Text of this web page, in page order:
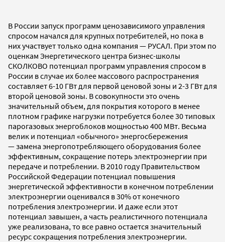
В России запуск программ ценозависимого управления
спросом начался для крупных потребителей, но пока в
них участвует только одна компания — РУСАЛ. При этом по
оценкам Энергетического центра бизнес-школы
СКОЛКОВО потенциал программ управления спросом в
России в случае их более массового распространения
составляет 6-10 ГВт для первой ценовой зоны и 2-3 ГВт для
второй ценовой зоны. В совокупности это очень
значительный объем, для покрытия которого в менее
плотном графике нагрузки потребуется более 30 типовых
парогазовых энергоблоков мощностью 400 МВт. Весьма
велик и потенциал «обычного» энергосбережения
— замена энергопотребляющего оборудования более
эффективным, сокращение потерь электроэнергии при
передаче и потреблении. В 2010 году Правительством
Российской Федерации потенциал повышения
энергетической эффективности в конечном потреблении
электроэнергии оценивался в 30% от конечного
потребления электроэнергии. И даже если этот
потенциал завышен, а часть реалистичного потенциала
уже реализована, то все равно остается значительный
ресурс сокращения потребления электроэнергии.